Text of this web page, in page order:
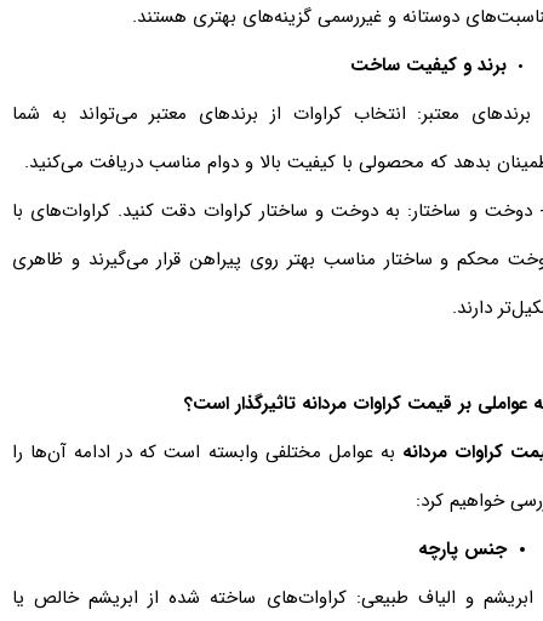
دوستانه و غیررسمی گزینه‌های بهتری هستند.
برند و کیفیت ساخت
برندهای معتبر: انتخاب کراوات از برندهای معتبر می‌تواند به شما
بدهد که محصولی با کیفیت بالا و دوام مناسب دریافت می‌کنید.
دوخت و ساختار: به دوخت و ساختار کراوات دقت کنید. کراوات‌های با
محکم و ساختار مناسب بهتر روی پیراهن قرار می‌گیرند و ظاهری
دارند.
عواملی بر قیمت کراوات مردانه تاثیرگذار است؟
کراوات مردانه به عوامل مختلفی وابسته است که در ادامه آن‌ها را
خواهیم کرد:
جنس پارچه
ابریشم و الیاف طبیعی: کراوات‌های ساخته شده از ابریشم خالص یا